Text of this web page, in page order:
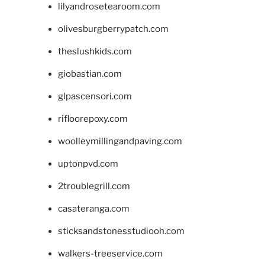
lilyandrosetearoom.com
olivesburgberrypatch.com
theslushkids.com
giobastian.com
glpascensori.com
rifloorepoxy.com
woolleymillingandpaving.com
uptonpvd.com
2troublegrill.com
casateranga.com
sticksandstonesstudiooh.com
walkers-treeservice.com